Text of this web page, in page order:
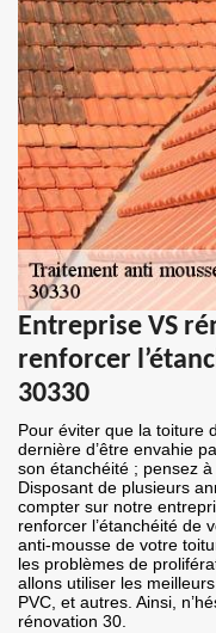
Entreprise VS
renforcer
30330
Pour éviter que la toiture
dernière d’être envahie
son étanchéité ; pensez
Disposant de plusieurs
compter sur notre
renforcer l’étanchéité de
anti-mousse de votre
les problèmes de
allons utiliser les
PVC, et autres. Ainsi,
rénovation 30.